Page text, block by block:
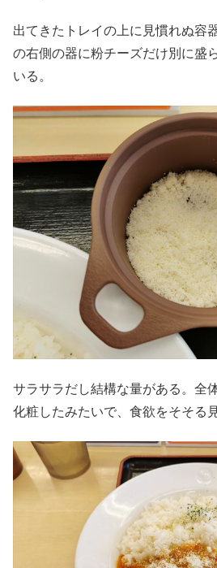
出てきたトレイの上に見慣れぬ容
の右側の器に粉チーズだけ別に盛
いる。
サラサラだし結構な量がある。全
化粧したみたいで、食欲をそそる